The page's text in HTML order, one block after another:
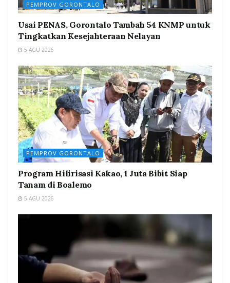
PEMPROV GORONTALO
Usai PENAS, Gorontalo Tambah 54 KNMP untuk
Tingkatkan Kesejahteraan Nelayan
5 AGU 2026
PEMPROV GORONTALO
Program Hilirisasi Kakao, 1 Juta Bibit Siap
Tanam di Boalemo
5 AGU 2026